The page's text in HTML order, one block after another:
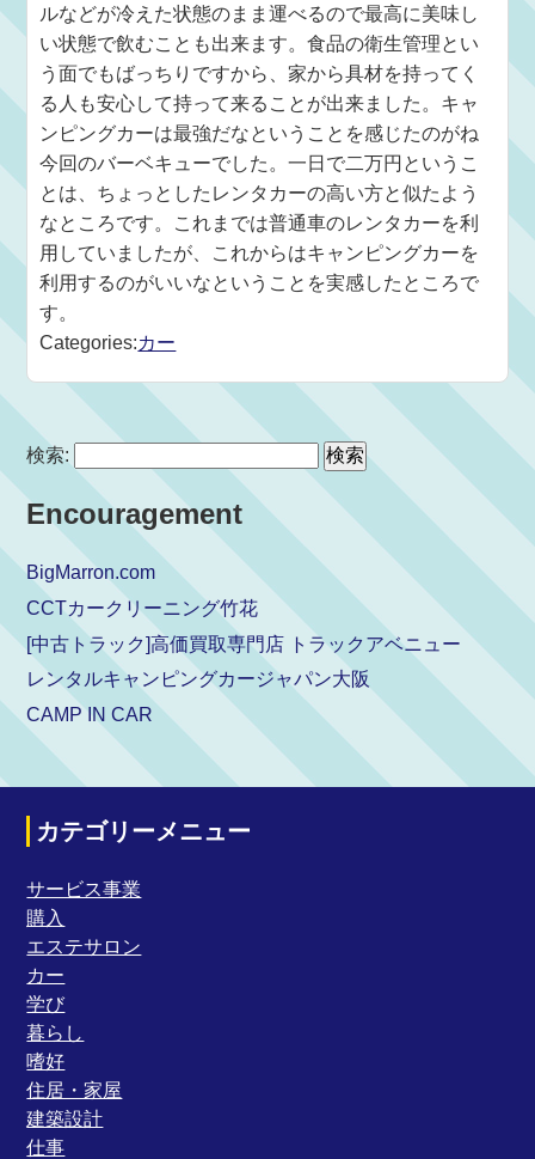
ルなどが冷えた状態のまま運べるので最高に美味し
い状態で飲むことも出来ます。食品の衛生管理とい
う面でもばっちりですから、家から具材を持ってく
る人も安心して持って来ることが出来ました。キャ
ンピングカーは最強だなということを感じたのがね
今回のバーベキューでした。一日で二万円というこ
とは、ちょっとしたレンタカーの高い方と似たよう
なところです。これまでは普通車のレンタカーを利
用していましたが、これからはキャンピングカーを
利用するのがいいなということを実感したところで
す。
Categories:カー
検索:
Encouragement
BigMarron.com
CCTカークリーニング竹花
[中古トラック]高価買取専門店 トラックアベニュー
レンタルキャンピングカージャパン大阪
CAMP IN CAR
カテゴリーメニュー
サービス事業
購入
エステサロン
カー
学び
暮らし
嗜好
住居・家屋
建築設計
仕事